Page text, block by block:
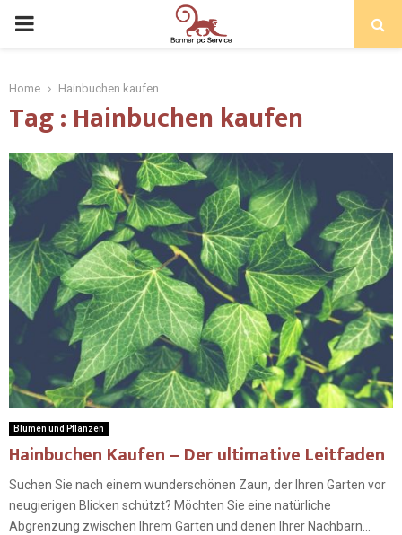
Home Hainbuchen kaufen
Tag : Hainbuchen kaufen
Blumen und Pflanzen
Hainbuchen Kaufen – Der ultimative Leitfaden
Suchen Sie nach einem wunderschönen Zaun, der Ihren Garten vor
neugierigen Blicken schützt? Möchten Sie eine natürliche
Abgrenzung zwischen Ihrem Garten und denen Ihrer Nachbarn...